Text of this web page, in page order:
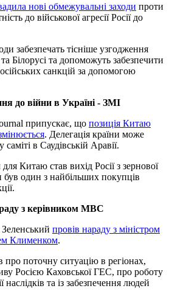
нові обмежувальні заходи проти
до військової агресії Росії до
забезпечать тісніше узгодження
Білорусі та допоможуть забезпечити
санкцій за допомогою
до війни в Україні - ЗМІ
припускає, що позиція Китаю
. Делегація країни може
в Саудівській Аравії.
Китаю став вихід Росії з зернової
один з найбільших покупців
з керівником МВС
провів нараду з міністром
Клименком.
поточну ситуацію в регіонах,
Росією Каховської ГЕС, про роботу
наслідків та із забезпечення людей